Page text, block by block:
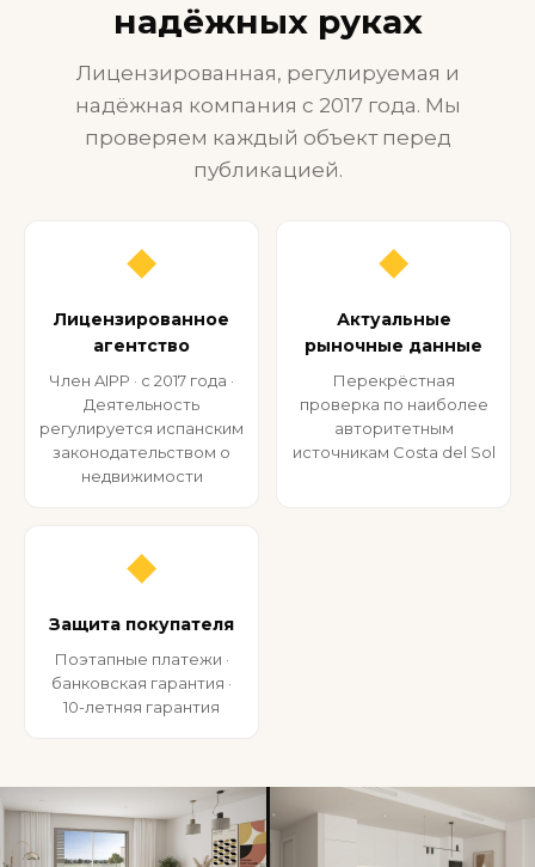
надёжных руках
Лицензированная, регулируемая и
надёжная компания с 2017 года. Мы
проверяем каждый объект перед
публикацией.
◆
Лицензированное
агентство
Член AIPP · с 2017 года ·
Деятельность
регулируется испанским
законодательством о
недвижимости
◆
Актуальные
рыночные данные
Перекрёстная
проверка по наиболее
авторитетным
источникам Costa del Sol
◆
Защита покупателя
Поэтапные платежи ·
банковская гарантия ·
10-летняя гарантия